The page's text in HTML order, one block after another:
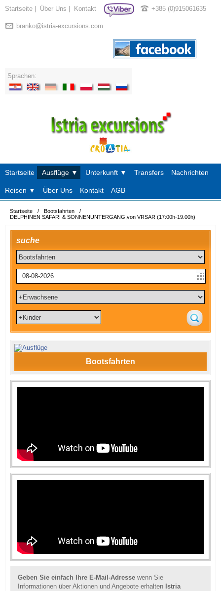
Startseite Über Uns Kontakt +385 (0)915061635
branko@istria-excursions.com
Sprachen:
Startseite Ausflüge ▼ Unterkunft ▼ Transfers Nachrichten
Reisen ▼ Über Uns Kontakt AGB
Startseite / Bootsfahrten
/
DELPHINEN SAFARI & SONNENUNTERGANG,von VRSAR (17:00h-19.00h)
suche
Bootsfahrten
Geben Sie einfach Ihre E-Mail-Adresse wenn Sie
Informationen über Aktionen und Angebote erhalten Istria